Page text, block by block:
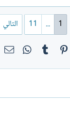
الرجالي أو النسائي.
بفلسفة جمالية
والتأويلات
من تحديات...
1
...
11 التالي
Reddit
Pinterest
Tumblr